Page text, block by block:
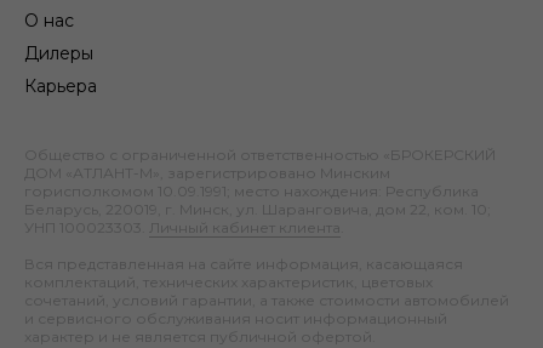
О нас
Дилеры
Карьера
Общество с ограниченной ответственностью «БРОКЕРСКИЙ
ДОМ «АТЛАНТ-М», зарегистрировано Минским
горисполкомом 10.09.1991; место нахождения: Республика
Беларусь, 220019, г. Минск, ул. Шаранговича, дом 22, ком. 10;
УНП 100023303.
Личный кабинет клиента
Вся представленная на сайте информация, касающаяся
комплектаций, технических характеристик, цветовых
сочетаний, условий гарантии, а также стоимости автомобилей
и сервисного обслуживания носит информационный
характер и не является публичной офертой.